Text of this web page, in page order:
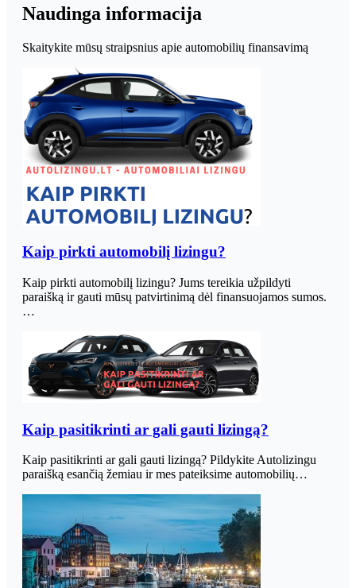
Naudinga informacija
Skaitykite mūsų straipsnius apie automobilių finansavimą
Kaip pirkti automobilį lizingu?
Kaip pirkti automobilį lizingu? Jums tereikia užpildyti
paraišką ir gauti mūsų patvirtinimą dėl finansuojamos sumos.
…
Kaip pasitikrinti ar gali gauti lizingą?
Kaip pasitikrinti ar gali gauti lizingą? Pildykite Autolizingu
paraišką esančią žemiau ir mes pateiksime automobilių…